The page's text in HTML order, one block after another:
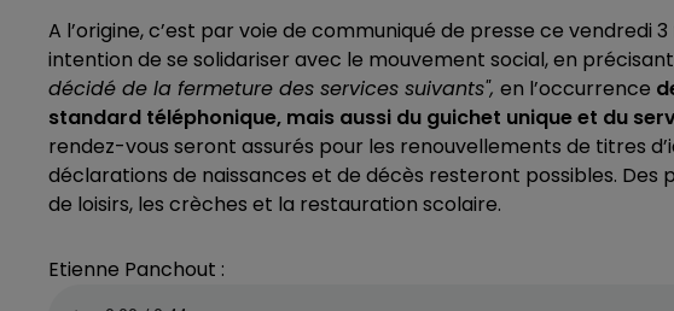
A l’origine, c’est par voie de communiqué de presse ce vendredi
intention de se solidariser avec le mouvement social, en
décidé de la fermeture des services suivants", en l’occurrence
standard téléphonique, mais aussi du guichet unique et du
rendez-vous seront assurés pour les renouvellements de titres
déclarations de naissances et de décès resteront possibles.
de loisirs, les crèches et la restauration scolaire.
Etienne Panchout :